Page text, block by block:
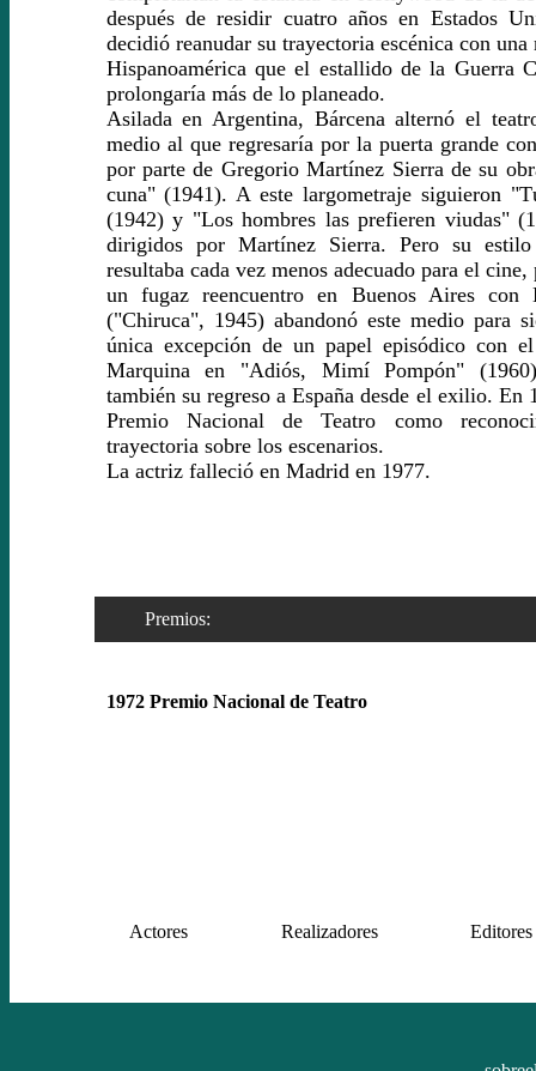
después de residir cuatro años en Estados
decidió reanudar su trayectoria escénica con
Hispanoamérica que el estallido de la Guerra
prolongaría más de lo planeado.
Asilada en Argentina, Bárcena alternó el
medio al que regresaría por la puerta grande
por parte de Gregorio Martínez Sierra de su
cuna" (1941). A este largometraje siguieron
(1942) y "Los hombres las prefieren viudas"
dirigidos por Martínez Sierra. Pero su estilo
resultaba cada vez menos adecuado para el
un fugaz reencuentro en Buenos Aires con
("Chiruca", 1945) abandonó este medio para
única excepción de un papel episódico con
Marquina en "Adiós, Mimí Pompón"
también su regreso a España desde el exilio. En
Premio Nacional de Teatro como
trayectoria sobre los escenarios.
La actriz falleció en Madrid en 1977.
Premios:
1972 Premio Nacional de Teatro
Actores Realizadores Editores